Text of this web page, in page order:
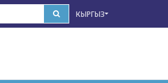
КЫРГЫЗ